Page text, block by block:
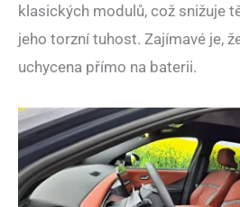
klasických modulů, což snižuje
jeho torzní tuhost. Zajímavé je,
uchycena přímo na baterii.